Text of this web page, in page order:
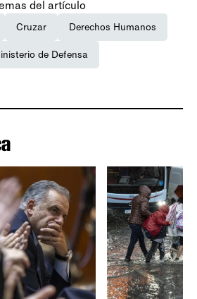
del artículo
Cruzar Derechos Humanos
de Defensa